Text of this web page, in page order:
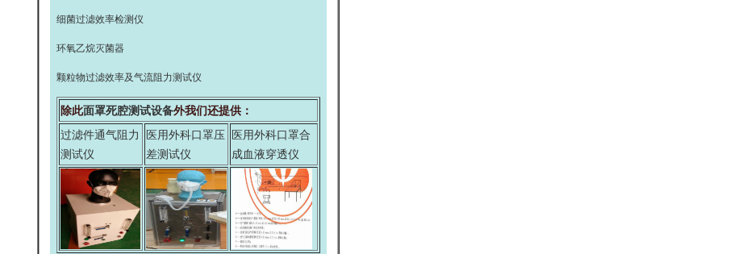
细菌过滤效率检测仪
环氧乙烷灭菌器
颗粒物过滤效率及气流阻力测试仪
除此面罩死腔测试设备外我们还提供：
过滤件通气阻力
测试仪
医用外科口罩压
差测试仪
医用外科口罩合
成血液穿透仪